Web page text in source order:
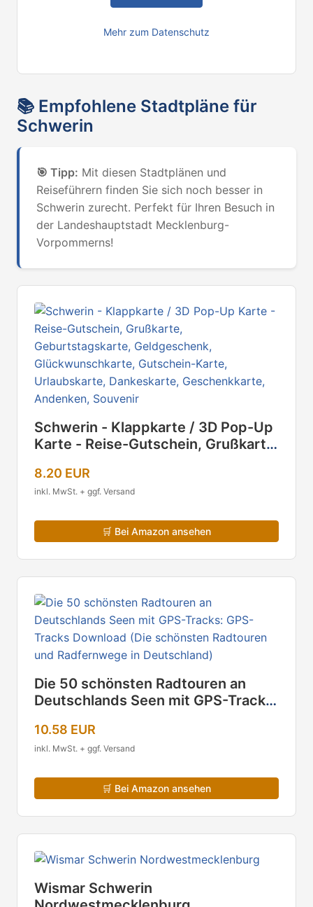
Mehr zum Datenschutz
📚 Empfohlene Stadtpläne für
Schwerin
🎯 Tipp: Mit diesen Stadtplänen und
Reiseführern finden Sie sich noch besser in
Schwerin zurecht. Perfekt für Ihren Besuch in
der Landeshauptstadt Mecklenburg-
Vorpommerns!
Schwerin - Klappkarte / 3D Pop-Up
Karte - Reise-Gutschein, Grußkarte,
Glückwunschkarte, Gutschein-
Karte, Urlaubskarte, Dankeskarte,
Souvenir
8.20 EUR
inkl. MwSt. + ggf. Versand
🛒 Bei Amazon ansehen
Die 50 schönsten Radtouren an
Deutschlands Seen mit GPS-Tracks:
schönsten Radtouren und
Radfernwege in Deutschland)
10.58 EUR
inkl. MwSt. + ggf. Versand
🛒 Bei Amazon ansehen
Wismar Schwerin